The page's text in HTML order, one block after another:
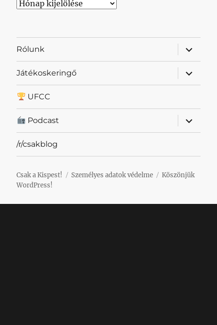
Archívum
Rólunk
almenü
Játékoskeringő
almenü
UFCC
Podcast
almenü
/r/csakblog
Csak a Kispest! Személyes adatok védelme
Köszönjük
WordPress!